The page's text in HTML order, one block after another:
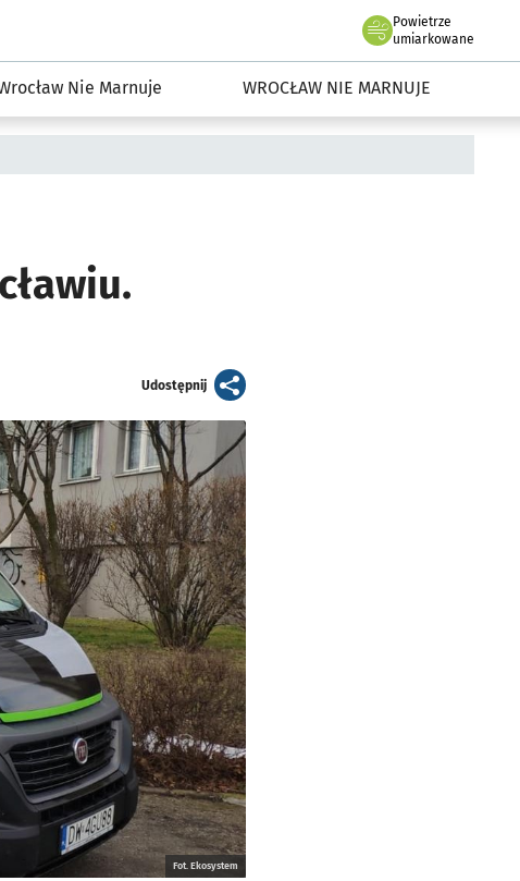
we Wrocławiu
Powietrze
we Wrocławiu
umiarkowane
Nie Marnuje WROCŁAW NIE MARNUJE
Udostępnijartykuł
Fot. Ekosystem